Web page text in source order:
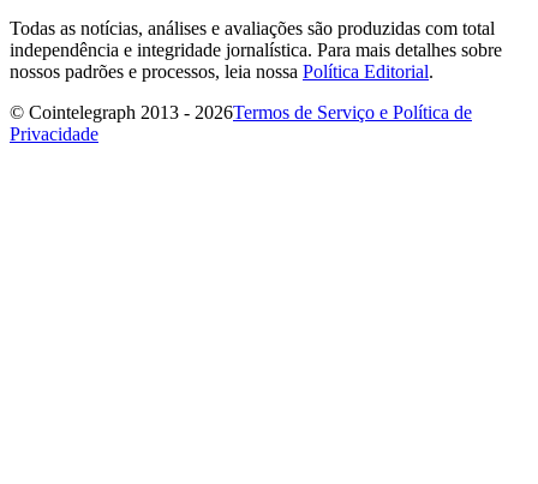
Todas as notícias, análises e avaliações são produzidas com total
independência e integridade jornalística. Para mais detalhes sobre
nossos padrões e processos, leia nossa Política Editorial.
© Cointelegraph 2013 - 2026Termos de Serviço e Política de
Privacidade